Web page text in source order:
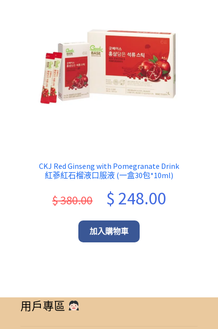
CKJ Red Ginseng with Pomegranate Drink
紅蔘紅石榴液口服液 (一盒30包*10ml)
$380.00
Original
price
was:
$ 248.00Current
加入購物車
用戶專區